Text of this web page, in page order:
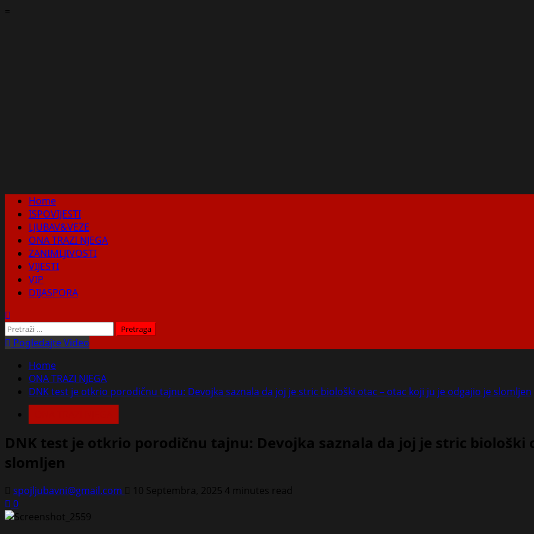
Skip
=
Primary
Menu
Home
ISPOVIJESTI
LJUBAV&VEZE
ONA TRAZI NJEGA
ZANIMLJIVOSTI
VIJESTI
VIP
DIJASPORA
Pretraga:
Pogledajte Video
Home
ONA TRAZI NJEGA
DNK test je otkrio porodičnu tajnu: Devojka saznala da joj je stric biološki otac – otac koji ju je odgajio je slomljen
DNK test je otkrio porodičnu tajnu: Devojka saznala da joj je stric biološki
slomljen
spojljubavni@gmail.com 10 Septembra, 2025 4 minutes read
0